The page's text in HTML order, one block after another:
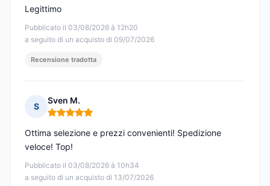
Pubblicato il 03/08/2026 à 12h20
a seguito di un acquisto di 09/07/2026
Legittimo
Recensione tradotta
S
Sven M.
Nota: 5 su 5
Pubblicato il 03/08/2026 à 10h34
a seguito di un acquisto di 13/07/2026
Ottima selezione e prezzi convenienti! Spedizione
veloce! Top!